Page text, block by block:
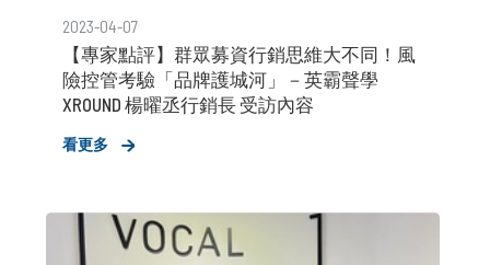
2023-04-07
【專家點評】群眾募資行銷思維大不同！風
險控管考驗「品牌護城河」－英霸聲學
XROUND 楊曜丞行銷長 受訪內容
看更多